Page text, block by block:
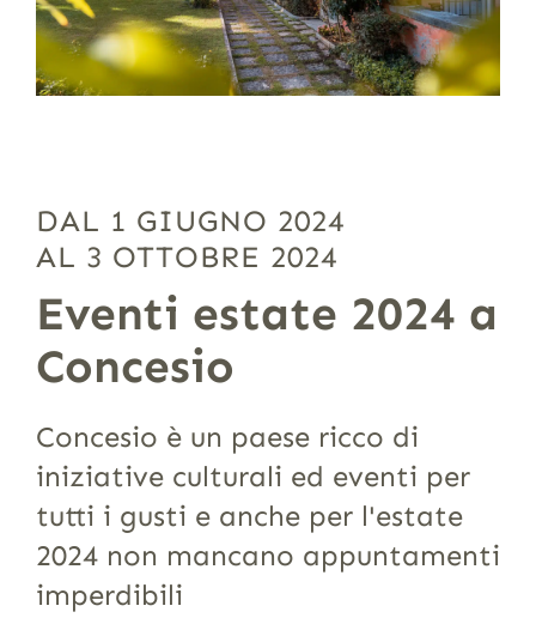
DAL 1 GIUGNO 2024
AL 3 OTTOBRE 2024
Eventi estate 2024 a
Concesio
Concesio è un paese ricco di
iniziative culturali ed eventi per
tutti i gusti e anche per l'estate
2024 non mancano appuntamenti
imperdibili